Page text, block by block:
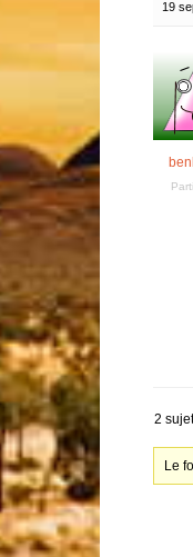
19
2
Le